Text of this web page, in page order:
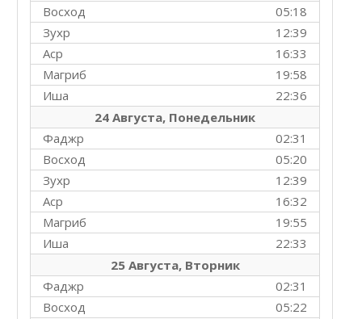
05:18
Восход
12:39
Зухр
16:33
Аср
19:58
Магриб
22:36
Иша
24 Августа, Понедельник
02:31
Фаджр
05:20
Восход
12:39
Зухр
16:32
Аср
19:55
Магриб
22:33
Иша
25 Августа, Вторник
02:31
Фаджр
05:22
Восход